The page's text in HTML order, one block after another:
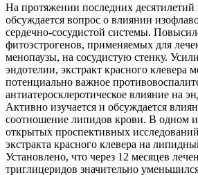
На протяжении последних десятилетий
обсуждается вопрос о влиянии
сердечно-сосудистой системы.
фитоэстрогенов, применяемых для
менопаузы, на сосудистую стенку.
эндотелии, экстракт красного клевера
потенциально важное
антиатеросклеротическое влияние на
Активно изучается и обсуждается
соотношение липидов крови. В одном
открытых проспективных
экстракта красного клевера на
Установлено, что через 12 месяцев
триглицеридов значительно